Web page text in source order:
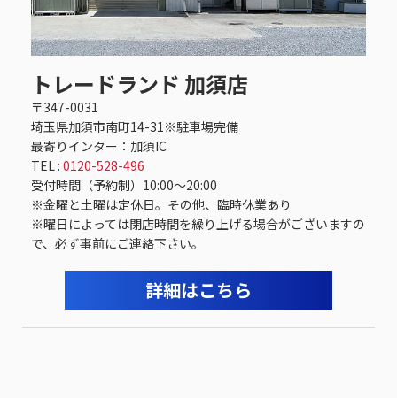
トレードランド 加須店
〒347-0031
埼玉県加須市南町14-31※駐車場完備
最寄りインター：加須IC
TEL : 0120-528-496
受付時間（予約制）10:00～20:00
※金曜と土曜は定休日。その他、臨時休業あり
※曜日によっては閉店時間を繰り上げる場合がございますの
で、必ず事前にご連絡下さい。
詳細はこちら